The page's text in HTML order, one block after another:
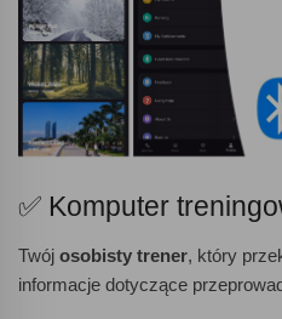
✅ Komputer
Twój osobisty trener, który
informacje dotyczące